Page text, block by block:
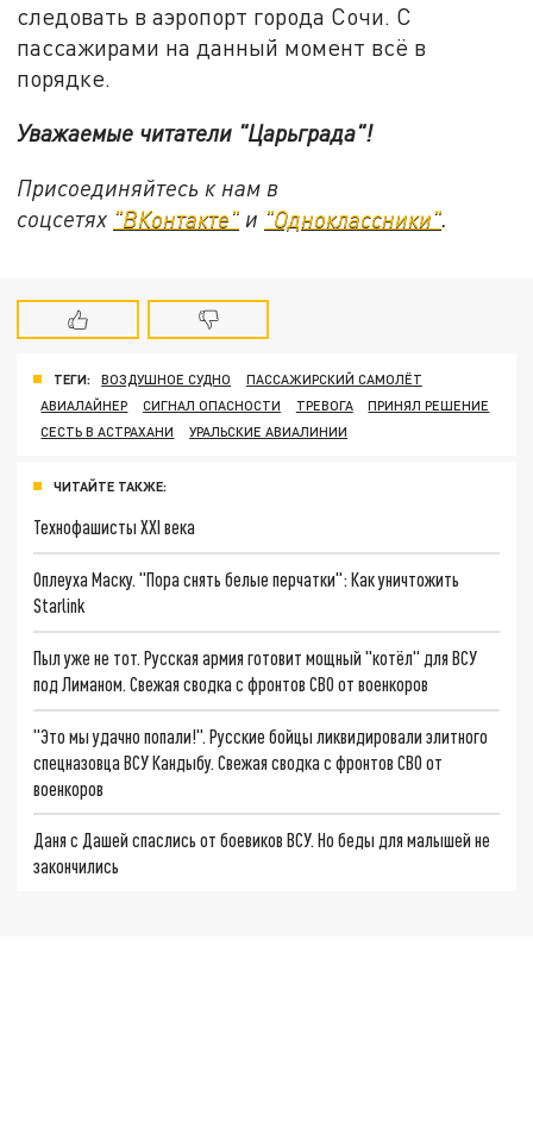
следовать в аэропорт города Сочи. С
пассажирами на данный момент всё в
порядке.
Уважаемые читатели "Царьграда"!
Присоединяйтесь к нам в
соцсетях "ВКонтакте" и "Одноклассники".
ТЕГИ: ВОЗДУШНОЕ СУДНО
ПАССАЖИРСКИЙ САМОЛЁТ
АВИАЛАЙНЕР
СИГНАЛ ОПАСНОСТИ ТРЕВОГА
ПРИНЯЛ РЕШЕНИЕ
СЕСТЬ В АСТРАХАНИ
УРАЛЬСКИЕ АВИАЛИНИИ
ЧИТАЙТЕ ТАКЖЕ:
Технофашисты XXI века
Оплеуха Маску. "Пора снять белые перчатки": Как уничтожить
Starlink
Пыл уже не тот. Русская армия готовит мощный "котёл" для ВСУ
под Лиманом. Свежая сводка с фронтов СВО от военкоров
"Это мы удачно попали!". Русские бойцы ликвидировали элитного
спецназовца ВСУ Кандыбу. Свежая сводка с фронтов СВО от
военкоров
Даня с Дашей спаслись от боевиков ВСУ. Но беды для малышей не
закончились